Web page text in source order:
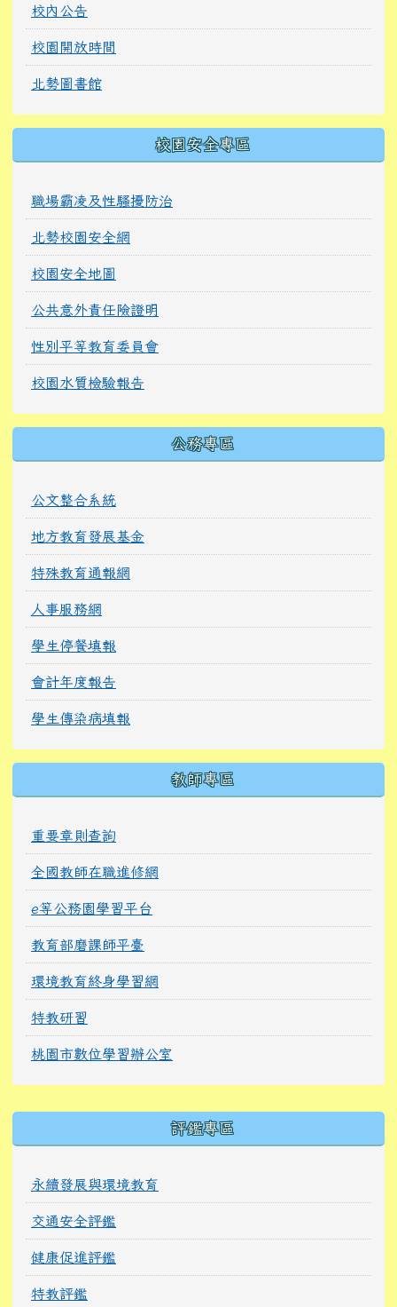
校內公告
校園開放時間
北勢圖書館
校園安全專區
職場霸凌及性騷擾防治
北勢校園安全網
校園安全地圖
公共意外責任險證明
性別平等教育委員會
校園水質檢驗報告
公務專區
公文整合系統
地方教育發展基金
特殊教育通報網
人事服務網
學生停餐填報
會計年度報告
學生傳染病填報
教師專區
重要章則查詢
全國教師在職進修網
e等公務園學習平台
教育部磨課師平臺
環境教育終身學習網
特教研習
桃園市數位學習辦公室
評鑑專區
永續發展與環境教育
交通安全評鑑
健康促進評鑑
特教評鑑